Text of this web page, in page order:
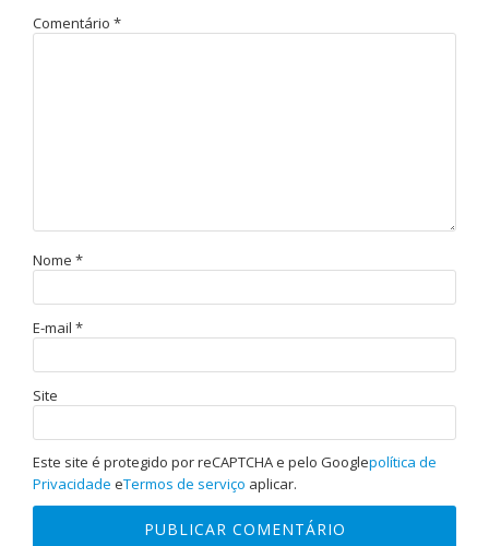
Comentário *
Nome *
E-mail *
Site
Este site é protegido por reCAPTCHA e pelo Googlepolítica de
Privacidade eTermos de serviço aplicar.